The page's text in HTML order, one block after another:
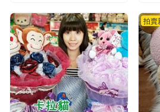
拍賣